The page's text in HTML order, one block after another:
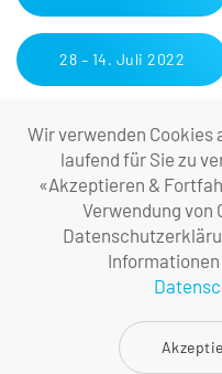
28 – 14. Juli 2022
27 – 7. Juli 2022
26 – 30. Juni 2022
25 – 23. Juni 2022
24 – 16. Juni 2022
Wir verwenden Cookies
laufend für Sie zu
«Akzeptieren &
Verwendung von